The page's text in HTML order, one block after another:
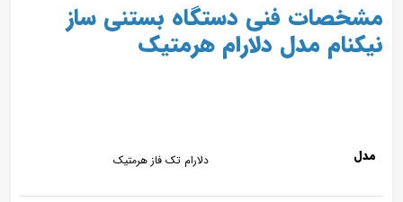
مشخصات فنی دستگاه بستنی ساز
نیکنام مدل دلارام هرمتیک
مدل دلارام تک فاز هرمتیک